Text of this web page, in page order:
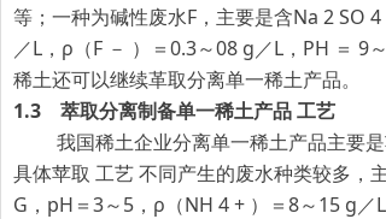
等；一种为碱性废水F，主要是含Na 2 SO
／L，ρ（F － ）＝0.3～08 g／L，PH ＝ 9
稀土还可以继续革取分离单一稀土产品。
1.3 萃取分离制备单一稀土产品 工艺
我国稀土企业分离单一稀土产品主要是
具体苹取 工艺 不同产生的废水种类较多，
G，pH＝3～5，ρ（NH 4 + ）＝8～15 g／